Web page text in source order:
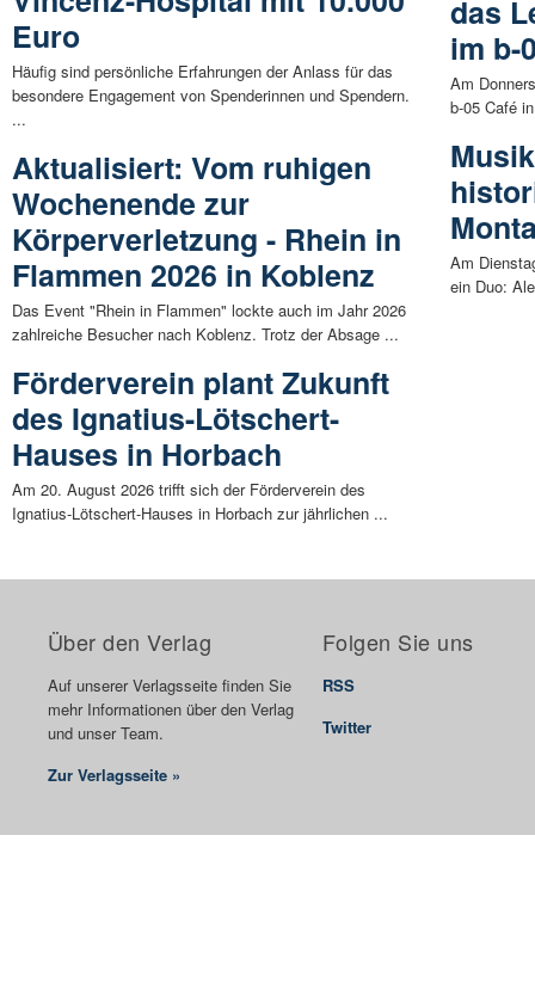
Euro
Häufig sind persönliche Erfahrungen der Anlass für das
besondere Engagement von Spenderinnen und Spendern.
...
Aktualisiert: Vom ruhigen
Wochenende zur
Körperverletzung - Rhein in
Flammen 2026 in Koblenz
Das Event "Rhein in Flammen" lockte auch im Jahr 2026
zahlreiche Besucher nach Koblenz. Trotz der Absage ...
Förderverein plant Zukunft
des Ignatius-Lötschert-
Hauses in Horbach
Am 20. August 2026 trifft sich der Förderverein des
Ignatius-Lötschert-Hauses in Horbach zur jährlichen ...
das
im b-
Am
b-05 Café
Am
ein Duo:
Über den Verlag
Auf unserer Verlagsseite finden Sie
mehr Informationen über den Verlag
und unser Team.
Zur Verlagsseite »
Folgen Sie uns
RSS
Twitter